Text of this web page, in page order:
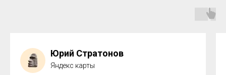
Юрий Стратонов
Яндекс карты